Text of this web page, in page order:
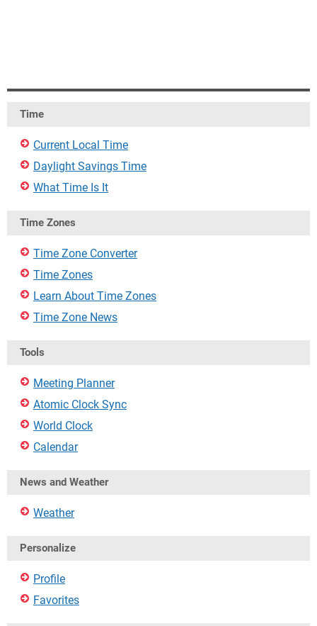
Time
Current Local Time
Daylight Savings Time
What Time Is It
Time Zones
Time Zone Converter
Time Zones
Learn About Time Zones
Time Zone News
Tools
Meeting Planner
Atomic Clock Sync
World Clock
Calendar
News and Weather
Weather
Personalize
Profile
Favorites